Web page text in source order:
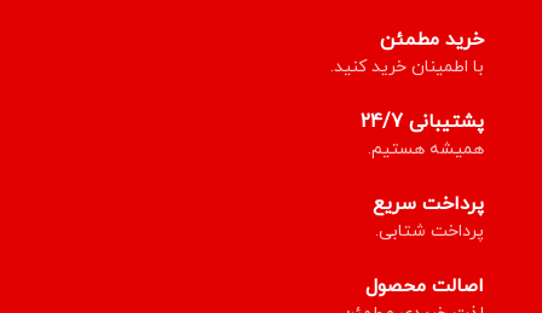
خرید مطمئن
با اطمینان خرید کنید.
پشتیبانی 24/7
همیشه هستیم.
پرداخت سریع
پرداخت شتابی.
اصالت محصول